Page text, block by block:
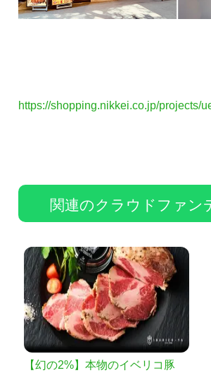
https://shopping.nikkei.co.jp/projects/
関連のクラウドファン
【幻の2%】本物のイベリコ豚